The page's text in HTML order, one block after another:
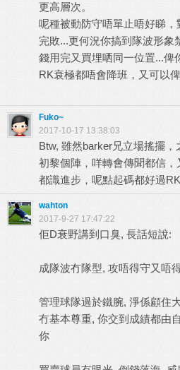
更高層次。
呢種被動防守唔單止唔好睇
完敗...更何況你搞到隊波形象
錢用完又買埋哂同一位置...俾
RK衰極都唔會降班，又可以
Fuko~
2017-10-17 13:38:03
Btw, 雖然barker兄立場搖擺
初黎個陣，咩轉會傳聞都信
都識進步，呢點起碼都好過RK
wahton
2017-9-27 17:47:22
佢D衰野講到口臭, 長話短說:
成隊波冇隊型, 攻唔得守又唔
管理球隊過於鐵腕, 淨係顧住
冇基本尊重, 你交到成績都由
你